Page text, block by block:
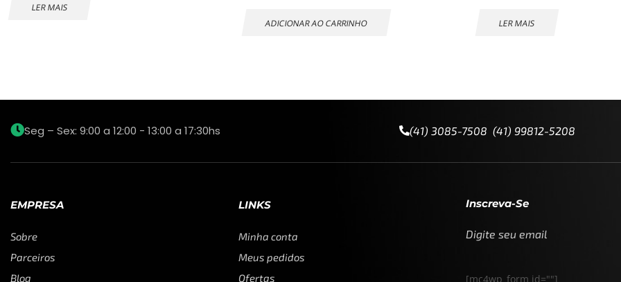
LER MAIS
ADICIONAR AO CARRINHO LER MAIS
Seg – Sex: 9:00 a 12:00 - 13:00 a 17:30hs (41) 3085-7508 (41) 99812-5208
EMPRESA
Sobre
Parceiros
Blog
LINKS
Minha conta
Meus pedidos
Ofertas
Inscreva-Se
Digite seu email
[mc4wp_form id=""]